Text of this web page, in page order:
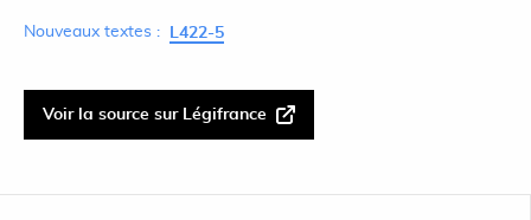
Nouveaux textes : L422-5
Voir la source sur Légifrance